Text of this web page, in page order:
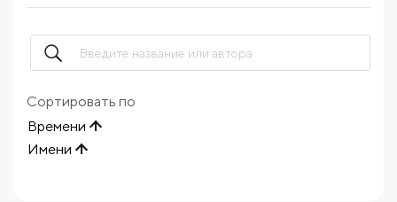
Сортировать по
Времени
Имени